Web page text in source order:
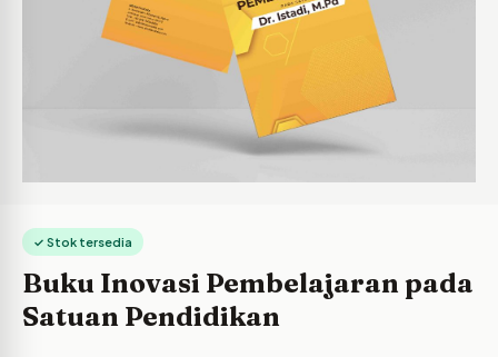
✓ Stok tersedia
Buku Inovasi Pembelajaran pada
Satuan Pendidikan